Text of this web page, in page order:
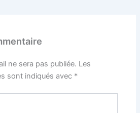
ne sera pas publiée. Les
sont indiqués avec *